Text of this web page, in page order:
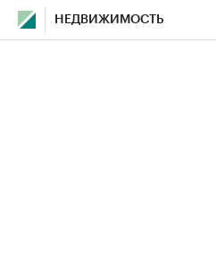
НЕДВИЖИМОСТЬ